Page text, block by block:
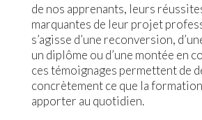
de nos apprenants, leurs
marquantes de leur projet
s’agisse d’une reconversion,
un diplôme ou d’une montée en
ces témoignages permettent de
concrètement ce que la
apporter au quotidien.